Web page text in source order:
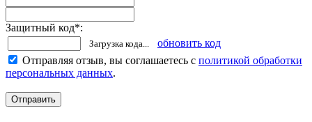
Защитный код*:
Загрузка кода...
обновить код
Отправляя отзыв, вы соглашаетесь с политикой обработки
персональных данных.